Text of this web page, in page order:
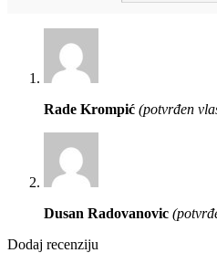
Rade Krompić (potvrđen
Dusan Radovanovic
Dodaj recenziju